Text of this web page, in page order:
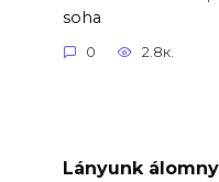
soha
0 2.8к.
Lányunk